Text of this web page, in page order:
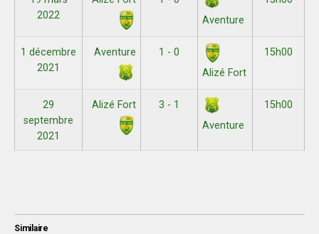
2022
Aventure
1 décembre
2021
Aventure
1 - 0
Alizé Fort
15h00
29
septembre
2021
Alizé Fort
3 - 1
Aventure
15h00
Similaire